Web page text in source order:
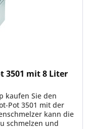
3501 mit 8 Liter
kaufen Sie den
Pot 3501 mit der
kann die
schmelzen und